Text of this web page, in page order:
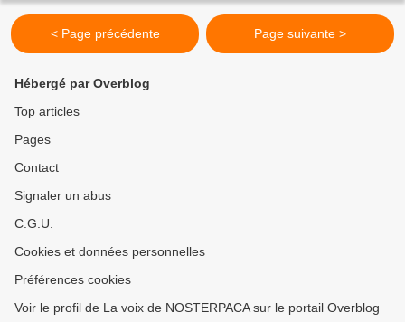
< Page précédente Page suivante >
Hébergé par Overblog
Top articles
Pages
Contact
Signaler un abus
C.G.U.
Cookies et données personnelles
Préférences cookies
Voir le profil de La voix de NOSTERPACA sur le portail Overblog